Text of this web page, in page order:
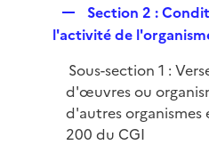
e
r
e
l
i
e
r
Section 2 :
l'activité de
Sous-section 1 :
d'œuvres ou
d'autres organismes
200 du CGI